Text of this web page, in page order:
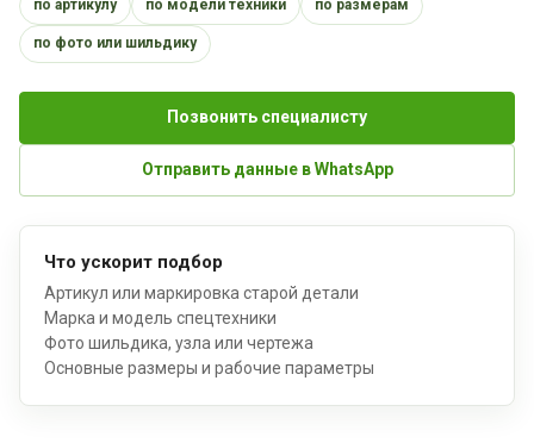
по артикулу по модели техники по размерам
по фото или шильдику
Позвонить специалисту
Отправить данные в WhatsApp
Что ускорит подбор
Артикул или маркировка старой детали
Марка и модель спецтехники
Фото шильдика, узла или чертежа
Основные размеры и рабочие параметры